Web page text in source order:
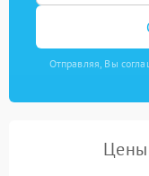
Отправляя, Вы
Цены